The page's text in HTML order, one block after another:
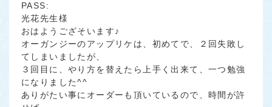
PASS:
光花先生様
おはようござそいます♪
オーガンジーのアップリケは、初めてで、２回失敗し
てしまいましたが、
３回目に、やり方を替えたら上手く出来て、一つ勉強
になりました^^
ありがたい事にオーダーも頂いているので、時間が許